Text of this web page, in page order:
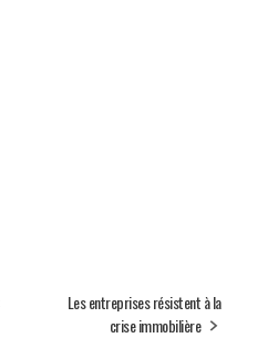
Les entreprises résistent à la
crise immobilière